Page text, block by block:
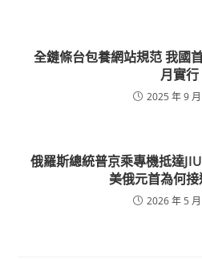
全鏈條台包養網站規范 我國
月實行
2025 年 9
俄羅斯總統普京乘專機抵達
美俄元首為何接
2026 年 5